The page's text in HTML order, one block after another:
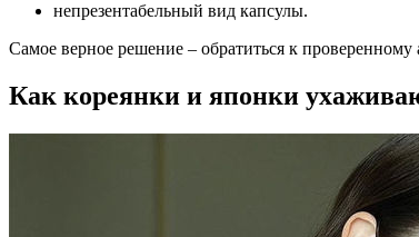
непрезентабельный вид капсулы.
Самое верное решение – обратиться к проверенному
Как кореянки и японки